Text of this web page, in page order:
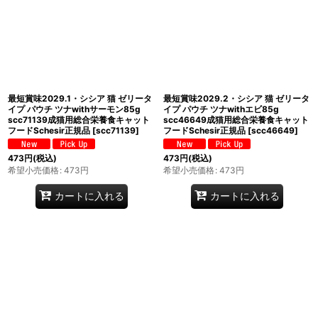
最短賞味2029.1・シシア 猫 ゼリータ
イプ パウチ ツナwithサーモン85g
scc71139成猫用総合栄養食キャット
フードSchesir正規品 [scc71139]
473円(税込)
希望小売価格: 473円
カートに入れる
最短賞味2029.2・シシア 猫 ゼリータ
イプ パウチ ツナwithエビ85g
scc46649成猫用総合栄養食キャット
フードSchesir正規品 [scc46649]
473円(税込)
希望小売価格: 473円
カートに入れる